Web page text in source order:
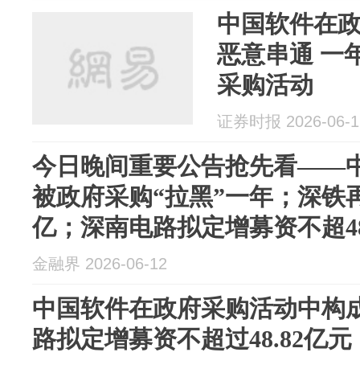
中国软件在
恶意串通 一
采购活动
证券时报 2026-06-
今日晚间重要公告抢先看——
被政府采购“拉黑”一年；深铁
亿；深南电路拟定增募资不超
算力电...
金融界 2026-06-12
中国软件在政府采购活动中构
路拟定增募资不超过48.82亿